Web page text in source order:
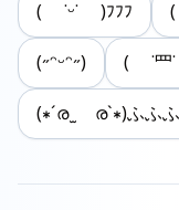
( ˙ᵕ˙ )ﾌﾌﾌ
(˶ᵔᵕᵔ˶) ( ˙罒
(∗´ര ̫ ര`∗)ふふふ